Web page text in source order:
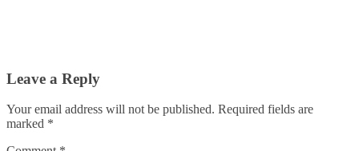
Leave a Reply
Your email address will not be published. Required fields are
marked *